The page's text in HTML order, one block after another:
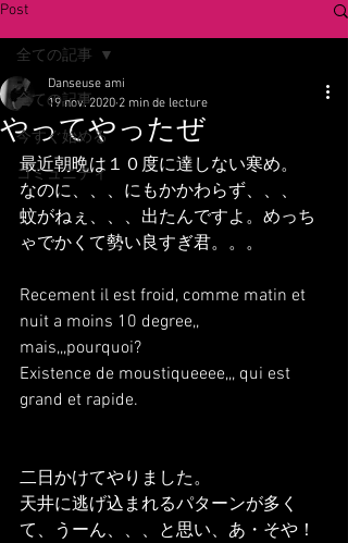
Post
全ての記事
今すぐ始める
コミュニティ
全ての記事
やってやったぜ
Danseuse ami
19 nov. 2020 2 min de lecture
最近朝晩は１０度に達しない寒め。
なのに、、、にもかかわらず、、、
蚊がねぇ、、、出たんですよ。めっち
ゃでかくて勢い良すぎ君。。。
Recement il est froid, comme matin et
nuit a moins 10 degree,,
mais,,,pourquoi?
Existence de moustiqueeee,,, qui est
grand et rapide.
二日かけてやりました。
天井に逃げ込まれるパターンが多く
て、うーん、、、と思い、あ・そや！